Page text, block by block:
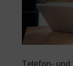
Telefon- und